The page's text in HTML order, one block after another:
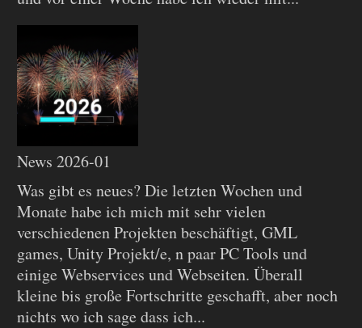
News 2026-01
Was gibt es neues? Die letzten Wochen und
Monate habe ich mich mit sehr vielen
verschiedenen Projekten beschäftigt, GML
games, Unity Projekt/e, n paar PC Tools und
einige Webservices und Webseiten. Überall
kleine bis große Fortschritte geschafft, aber noch
nichts wo ich sage dass ich...